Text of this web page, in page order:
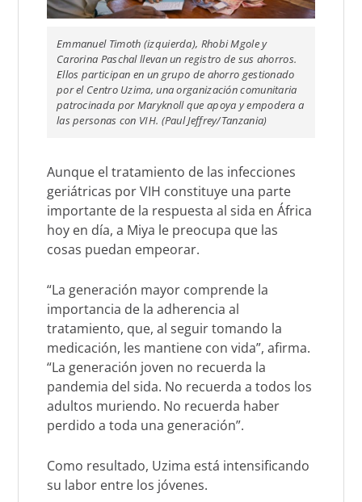
Emmanuel Timoth (izquierda), Rhobi Mgole y
Carorina Paschal llevan un registro de sus ahorros.
Ellos participan en un grupo de ahorro gestionado
por el Centro Uzima, una organización comunitaria
patrocinada por Maryknoll que apoya y empodera a
las personas con VIH. (Paul Jeffrey/Tanzania)
Aunque el tratamiento de las infecciones
geriátricas por VIH constituye una parte
importante de la respuesta al sida en África
hoy en día, a Miya le preocupa que las
cosas puedan empeorar.
“La generación mayor comprende la
importancia de la adherencia al
tratamiento, que, al seguir tomando la
medicación, les mantiene con vida”, afirma.
“La generación joven no recuerda la
pandemia del sida. No recuerda a todos los
adultos muriendo. No recuerda haber
perdido a toda una generación”.
Como resultado, Uzima está intensificando
su labor entre los jóvenes.